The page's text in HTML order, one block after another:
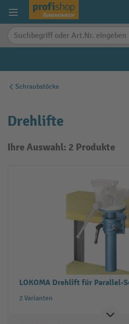
springen
Schraubstöcke
Drehlifte
Ihre Auswahl: 2 Produkte
LOKOMA Drehlift für Parallel-
2 Varianten